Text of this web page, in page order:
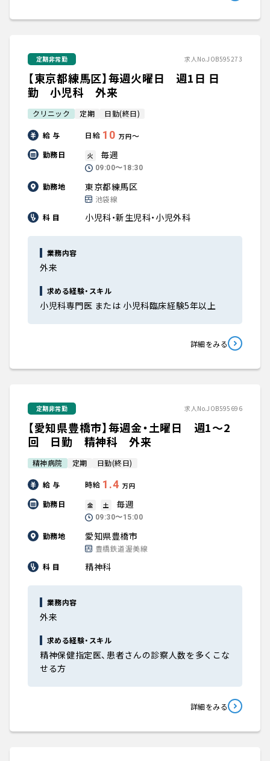
定期非常勤 求人No.JOB595273
【東京都練馬区】毎週火曜日 週1日 日
勤 小児科 外来
クリニック 定期 日勤(終日)
給 与 日給 10 万円〜
勤務日
火 毎週
09:00〜18:30
勤務地 東京都練馬区
池袋線
科 目
小児科・新生児科・小児外科
業務内容
外来
求める経験・スキル
小児科専門医 または 小児科臨床経験5年以上
詳細をみる
定期非常勤 求人No.JOB595696
【愛知県豊橋市】毎週金・土曜日 週1～2
回 日勤 精神科 外来
精神病院 定期 日勤(終日)
給 与 時給 1.4 万円
勤務日 金 土 毎週
09:30〜15:00
勤務地 愛知県豊橋市
豊橋鉄道渥美線
科 目
精神科
業務内容
外来
求める経験・スキル
精神保健指定医、患者さんの診察人数を多くこな
せる方
詳細をみる